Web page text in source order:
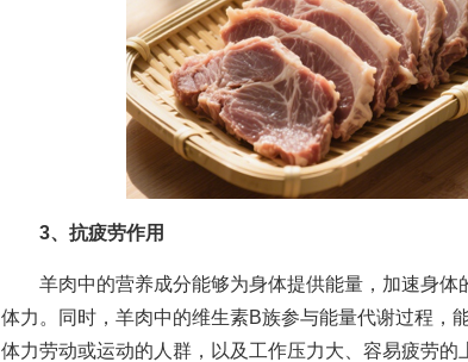
3、抗疲劳作用
羊肉中的营养成分能够为身体提供能量，加速身体
体力。同时，羊肉中的维生素B族参与能量代谢过程，
体力劳动或运动的人群，以及工作压力大、容易疲劳的